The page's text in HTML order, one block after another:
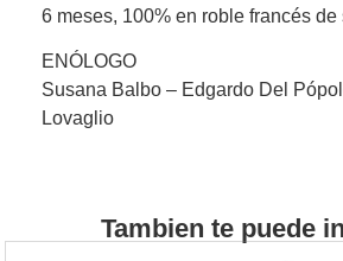
6 meses, 100% en roble francés
ENÓLOGO
Susana Balbo – Edgardo Del
Lovaglio
Tambien te puede